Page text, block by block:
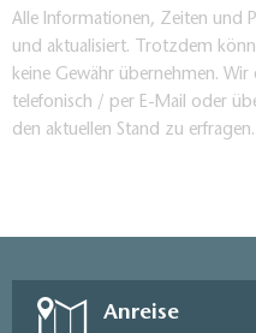
Alle Informationen, Zeiten und
und aktualisiert. Trotzdem
keine Gewähr übernehmen.
telefonisch / per E-Mail oder
den aktuellen Stand zu erfragen.
Anreise